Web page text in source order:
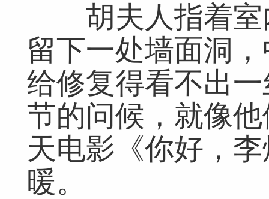
胡夫人指着室
留下一处墙面洞
给修复得看不出
节的问候，就像
天电影《你好，
暖。